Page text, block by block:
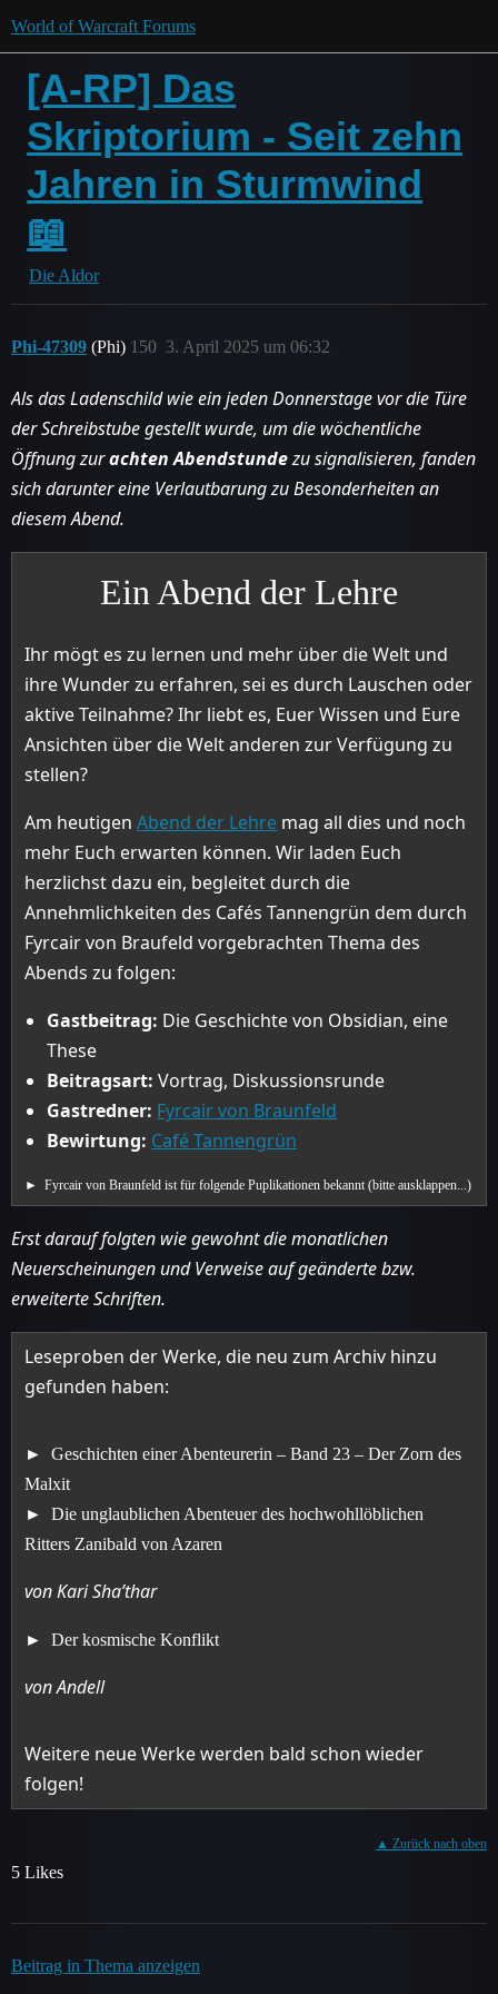
World of Warcraft Forums
[A-RP] Das
Skriptorium - Seit zehn
Jahren in Sturmwind
📖
Die Aldor
Phi-47309 (Phi) 3. April 2025 um 06:32
150
Als das Ladenschild wie ein jeden Donnerstage vor die Türe
der Schreibstube gestellt wurde, um die wöchentliche
Öffnung zurachten Abendstundezu signalisieren, fanden
sich darunter eine Verlautbarung zu Besonderheiten an
diesem Abend.
Ein Abend der Lehre
Ihr mögt es zu lernen und mehr über die Welt und
ihre Wunder zu erfahren, sei es durch Lauschen oder
aktive Teilnahme? Ihr liebt es, Euer Wissen und Eure
Ansichten über die Welt anderen zur Verfügung zu
stellen?
Am heutigenAbend der Lehre mag all dies und noch
mehr Euch erwarten können. Wir laden Euch
herzlichst dazu ein, begleitet durch die
Annehmlichkeiten des Cafés Tannengrün dem durch
Fyrcair von Braufeld vorgebrachten Thema des
Abends zu folgen:
Gastbeitrag: Die Geschichte von Obsidian, eine
These
Beitragsart: Vortrag, Diskussionsrunde
Gastredner: Fyrcair von Braunfeld
Bewirtung: Café Tannengrün
Fyrcair von Braunfeld ist für folgende Puplikationen bekannt (bitte ausklappen...)
Erst darauf folgten wie gewohnt die monatlichen
Neuerscheinungen und Verweise auf geänderte bzw.
erweiterte Schriften.
Leseproben der Werke, die neu zum Archiv hinzu
gefunden haben:
Geschichten einer Abenteurerin – Band 23 – Der Zorn des
Malxit
Die unglaublichen Abenteuer des hochwohllöblichen
Ritters Zanibald von Azaren
von Kari Sha’thar
Der kosmische Konflikt
von Andell
Weitere neue Werke werden bald schon wieder
folgen!
▲ Zurück nach oben
5 Likes
Beitrag in Thema anzeigen